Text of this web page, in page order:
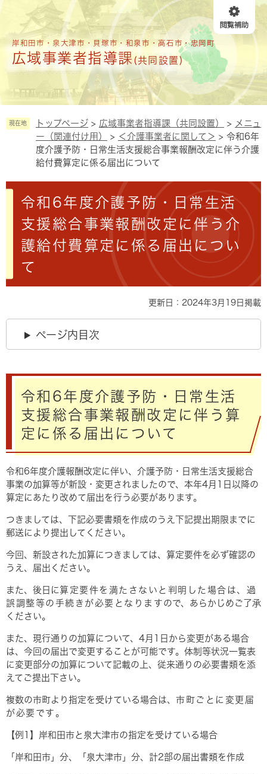
の
。
メニューを飛ばして本文へ
岸和田市・泉大津市・貝塚市・和泉市・高石市・忠岡町
広域事業者指導課 (共同設置)
現在地 トップページ > 広域事業者指導課（共同設置） > メニュ
ー（関連付け用）
> ＜介護事業者に関して＞ > 令和6年
度介護予防・日常生活支援総合事業報酬改定に伴う介護
給付費算定に係る届出について
本
令和6年度介護予防・日常生活
支援総合事業報酬改定に伴う介
護給付費算定に係る届出につい
て
更新日：2024年3月19日掲載
ページ内目次
令和6年度介護予防・日常生活
支援総合事業報酬改定に伴う算
定に係る届出について
令和6年度介護報酬改定に伴い、介護予防・日常生活支援総合
事業の加算等が新設・変更されましたので、本年4月1日以降の
算定にあたり改めて届出を行う必要があります。
つきましては、下記必要書類を作成のうえ下記提出期限までに
郵送により提出してください。
今回、新設された加算につきましては、算定要件を必ず確認の
うえ、届出ください。
また、後日に算定要件を満たさないと判明した場合は、過
誤調整等の手続きが必要となります ので、あらかじめご了承
ください。
また、現行通りの加算について、4月1日から変更がある場合
は、今回の届出で変更することが可能です。体制等状況一覧表
に変更部分の加算について記載の上、従来通りの必要書類を添
えてご提出下さい。
複数の市町より指定を受けている場合は、 市町ごとに変更届
が必要です 。
【例1】岸和田市と泉大津市の指定を受けている場合
「岸和田市」分、「泉大津市」分、計2部の届出書類を作成